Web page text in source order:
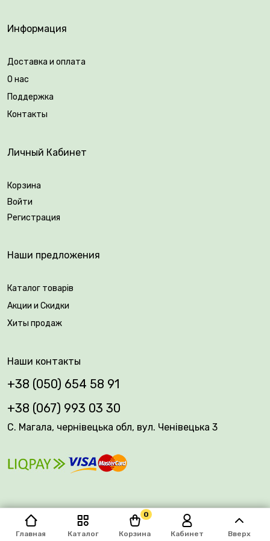
Главная Каталог Корзина
0
Кабинет Вверх
Информация
Доставка и оплата
О нас
Поддержка
Контакты
Личный Кабинет
Корзина
Войти
Регистрация
Наши предложения
Каталог товарів
Акции и Скидки
Хиты продаж
Наши контакты
+38 (050) 654 58 91
+38 (067) 993 03 30
С. Магала, чернівецька обл, вул. Ченівецька 3
© 2026 Plantsvovk.com.ua